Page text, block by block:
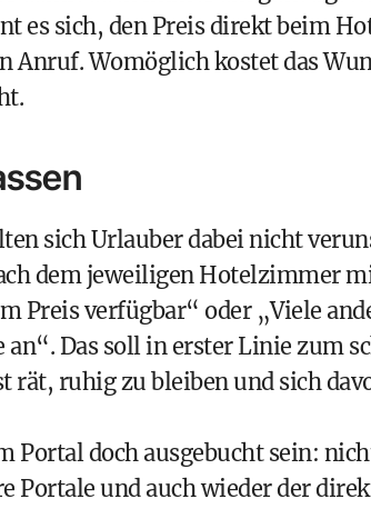
es sich, den Preis direkt beim
Anruf. Womöglich kostet das
sich Urlauber dabei nicht
dem jeweiligen Hotelzimmer
Preis verfügbar“ oder „Viele
an“. Das soll in erster Linie zum
rät, ruhig zu bleiben und sich
Portal doch ausgebucht sein:
Portale und auch wieder der